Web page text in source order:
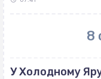
8
У Холодному